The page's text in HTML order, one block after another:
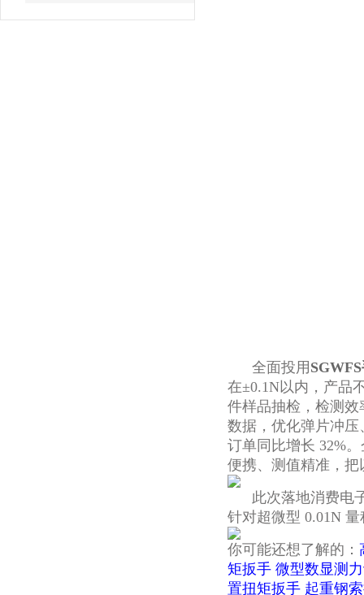
全面投用
在±0.1N以内，产品
件样品抽检，检测
数据，优化弹片冲
订单同比增长 32%
便携、测值精准，
此次落地消费电子
针对超微型 0.01N
你可能还想了解的：
矩扳手 微型数显测
置扭矩扳手 起重钢